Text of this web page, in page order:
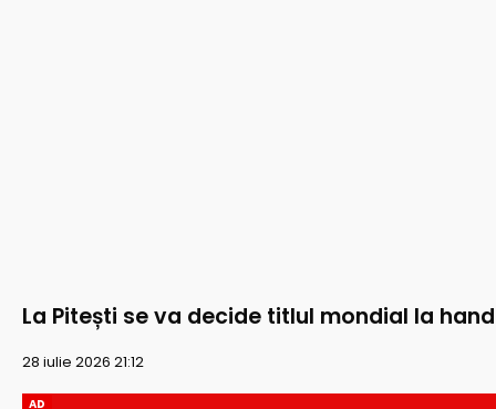
La Pitești se va decide titlul mondial la
28 iulie 2026 21:12
AD